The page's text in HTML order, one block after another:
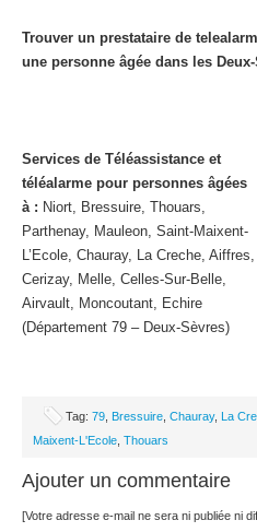
Trouver un prestataire de
une personne âgée dans les
Services de Téléassistance et
téléalarme pour personnes âgées
à : Niort, Bressuire, Thouars,
Parthenay, Mauleon, Saint-Maixent-
L’Ecole, Chauray, La Creche, Aiffres,
Cerizay, Melle, Celles-Sur-Belle,
Airvault, Moncoutant, Echire
(Département 79 – Deux-Sèvres)
Tag: 79 Bressuire Chauray, La
Maixent-L'Ecole Thouars
Ajouter un commentaire
[Votre adresse e-mail ne sera ni publiée ni